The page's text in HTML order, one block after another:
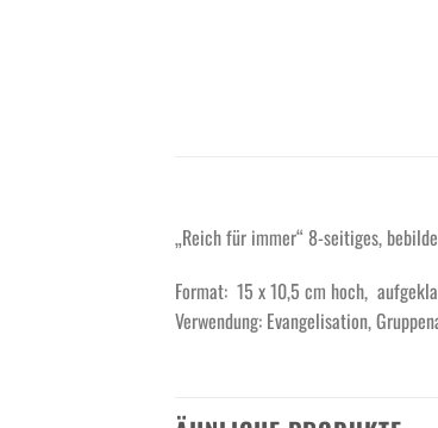
„Reich für immer“ 8-seitiges,
Format: 15 x 10,5 cm hoch,
Verwendung: Evangelisation,